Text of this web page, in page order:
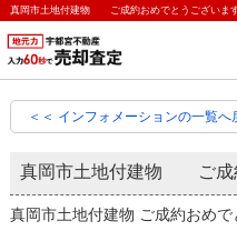
＜＜ インフォメーションの一覧へ
真岡市土地付建物 ご成
真岡市土地付建物 ご成約おめで